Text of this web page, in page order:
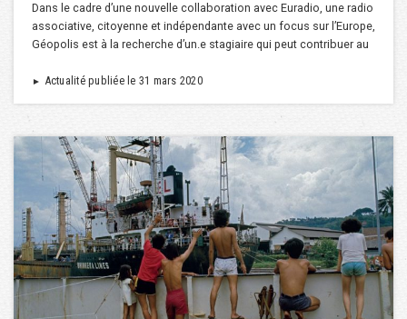
Dans le cadre d’une nouvelle collaboration avec Euradio, une radio
associative, citoyenne et indépendante avec un focus sur l’Europe,
Géopolis est à la recherche d’un.e stagiaire qui peut contribuer au
► Actualité publiée le 31 mars 2020